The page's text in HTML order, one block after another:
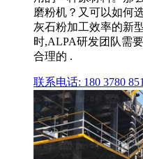
磨粉机？又可以如何
灰石粉加工效率的新
时,ALPA研发团队需
合理的 .
联系电话: 180 3780